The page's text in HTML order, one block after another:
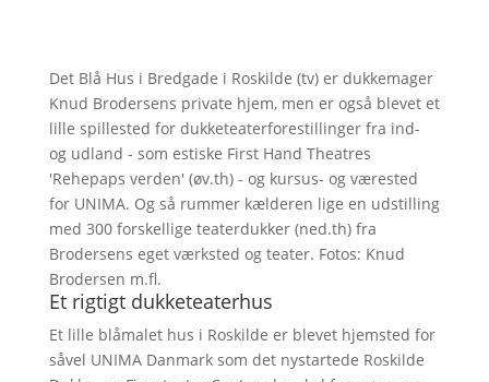
Det Blå Hus i Bredgade i Roskilde (tv) er dukkemager
Knud Brodersens private hjem, men er også blevet et
lille spillested for dukketeaterforestillinger fra ind-
og udland - som estiske First Hand Theatres
'Rehepaps verden' (øv.th) - og kursus- og værested
for UNIMA. Og så rummer kælderen lige en udstilling
med 300 forskellige teaterdukker (ned.th) fra
Brodersens eget værksted og teater. Fotos: Knud
Brodersen m.fl.
Et rigtigt dukketeaterhus
Et lille blåmalet hus i Roskilde er blevet hjemsted for
såvel UNIMA Danmark som det nystartede Roskilde